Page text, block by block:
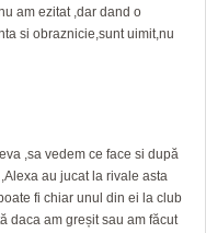
am ezitat ,dar dand o
si obraznicie,sunt uimit,nu
,sa vedem ce face si după
au jucat la rivale asta
fi chiar unul din ei la club
daca am greșit sau am făcut